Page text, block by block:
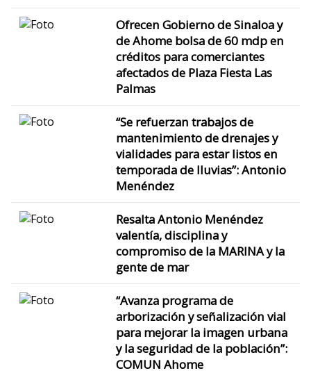
Ofrecen Gobierno de Sinaloa y
de Ahome bolsa de 60 mdp en
créditos para comerciantes
afectados de Plaza Fiesta Las
Palmas
“Se refuerzan trabajos de
mantenimiento de drenajes y
vialidades para estar listos en
temporada de lluvias”: Antonio
Menéndez
Resalta Antonio Menéndez
valentía, disciplina y
compromiso de la MARINA y la
gente de mar
“Avanza programa de
arborización y señalización vial
para mejorar la imagen urbana
y la seguridad de la población”:
COMUN Ahome